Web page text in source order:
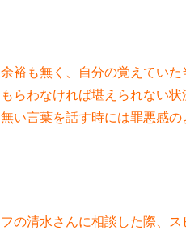
裕も無く、自分の覚えてい
らわなければ堪えられない
い言葉を話す時には罪悪感の
の清水さんに相談した際、